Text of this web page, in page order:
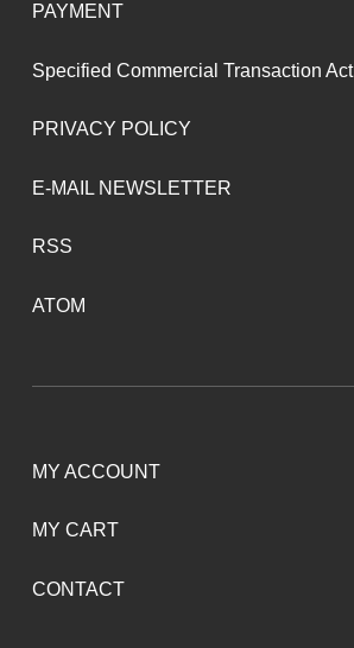
PAYMENT
Specified Commercial Transaction Act
PRIVACY POLICY
E-MAIL NEWSLETTER
RSS
ATOM
MY ACCOUNT
MY CART
CONTACT